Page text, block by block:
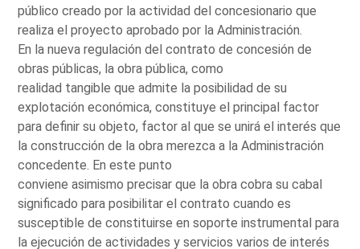
público creado por la actividad del concesionario que
realiza el proyecto aprobado por la Administración.
En la nueva regulación del contrato de concesión de
obras públicas, la obra pública, como
realidad tangible que admite la posibilidad de su
explotación económica, constituye el principal factor
para definir su objeto, factor al que se unirá el interés que
la construcción de la obra merezca a la Administración
concedente. En este punto
conviene asimismo precisar que la obra cobra su cabal
significado para posibilitar el contrato cuando es
susceptible de constituirse en soporte instrumental para
la ejecución de actividades y servicios varios de interés